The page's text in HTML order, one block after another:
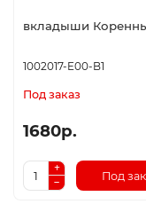
вкладыши
1002017-E00-B1
Под заказ
1680р.
Под